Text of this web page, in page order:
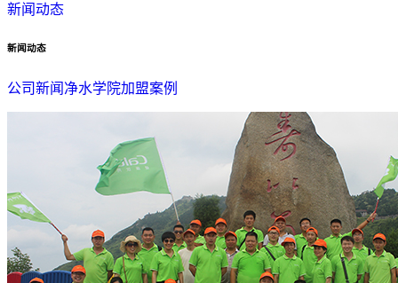
新闻动态
新闻动态
公司新闻 净水学院加盟案例